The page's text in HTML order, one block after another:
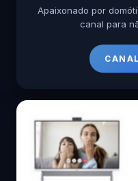
Apaixonado por
canal para